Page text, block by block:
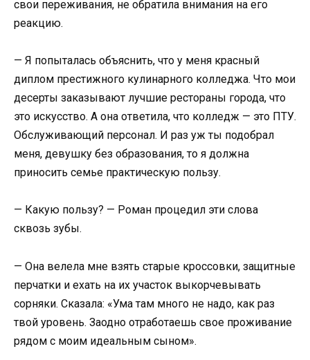
свои переживания, не обратила внимания на его
реакцию.
— Я попыталась объяснить, что у меня красный
диплом престижного кулинарного колледжа. Что мои
десерты заказывают лучшие рестораны города, что
это искусство. А она ответила, что колледж — это ПТУ.
Обслуживающий персонал. И раз уж ты подобрал
меня, девушку без образования, то я должна
приносить семье практическую пользу.
— Какую пользу? — Роман процедил эти слова
сквозь зубы.
— Она велела мне взять старые кроссовки, защитные
перчатки и ехать на их участок выкорчевывать
сорняки. Сказала: «Ума там много не надо, как раз
твой уровень. Заодно отработаешь свое проживание
рядом с моим идеальным сыном».